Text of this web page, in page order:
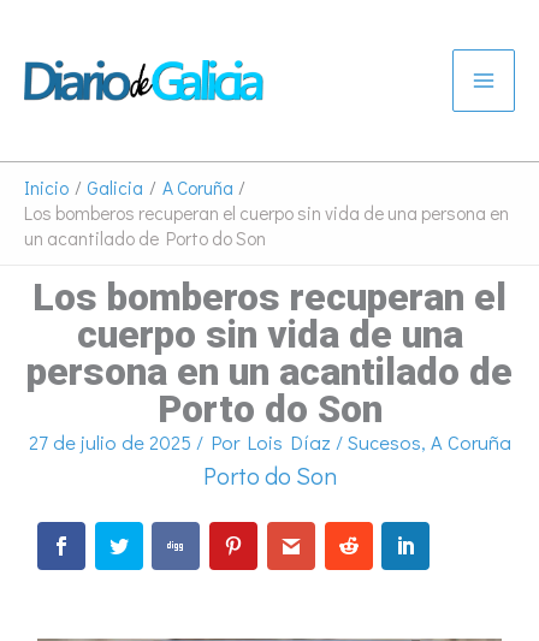
contenido
Inicio Galicia
A Coruña
Los bomberos recuperan el cuerpo sin vida de una persona en
un acantilado de Porto do Son
Los bomberos recuperan el
cuerpo sin vida de una
persona en un acantilado de
Porto do Son
27 de julio de 2025 / Por Lois Díaz /Sucesos, A Coruña
Porto do Son